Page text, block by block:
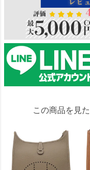
この商品を見